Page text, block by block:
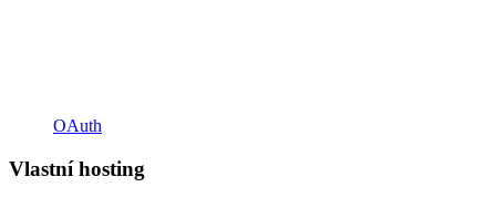
OAuth
Vlastní hosting